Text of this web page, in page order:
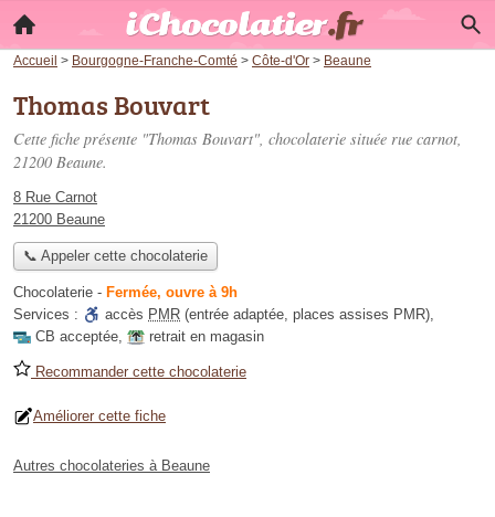
Accueil > Bourgogne-Franche-Comté > Côte-d'Or > Beaune
Thomas Bouvart
Cette fiche présente "Thomas Bouvart", chocolaterie située rue carnot,
21200 Beaune.
8 Rue Carnot
21200 Beaune
📞 Appeler cette chocolaterie
Chocolaterie - Fermée, ouvre à 9h
Services :
accès PMR (entrée adaptée, places assises PMR),
CB acceptée, retrait en magasin
Recommander cette chocolaterie
Améliorer cette fiche
Autres chocolateries à Beaune